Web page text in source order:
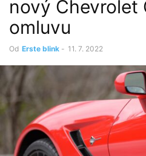
nový Chevrolet
omluvu
Od Erste blink - 11. 7. 2022